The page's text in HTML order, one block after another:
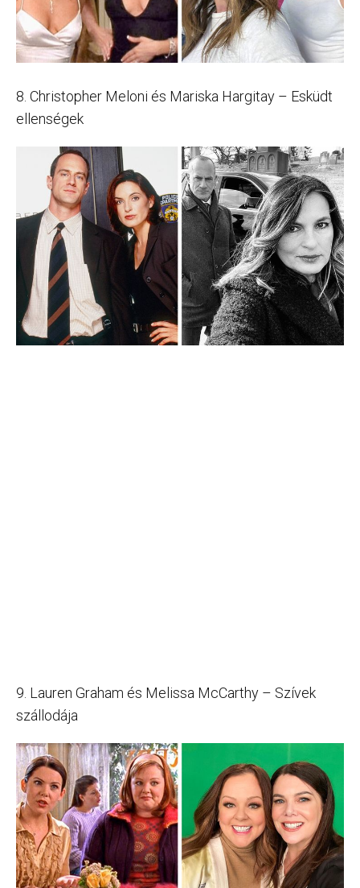
8. Christopher Meloni és Mariska Hargitay – Esküdt
ellenségek
9. Lauren Graham és Melissa McCarthy – Szívek
szállodája